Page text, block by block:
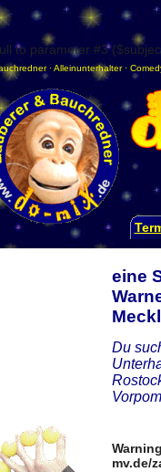
to parameter #3
·Alleinunterhalter·
eine
Du
Warning
mv.de/